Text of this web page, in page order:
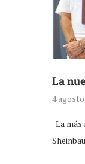
La
4
La más